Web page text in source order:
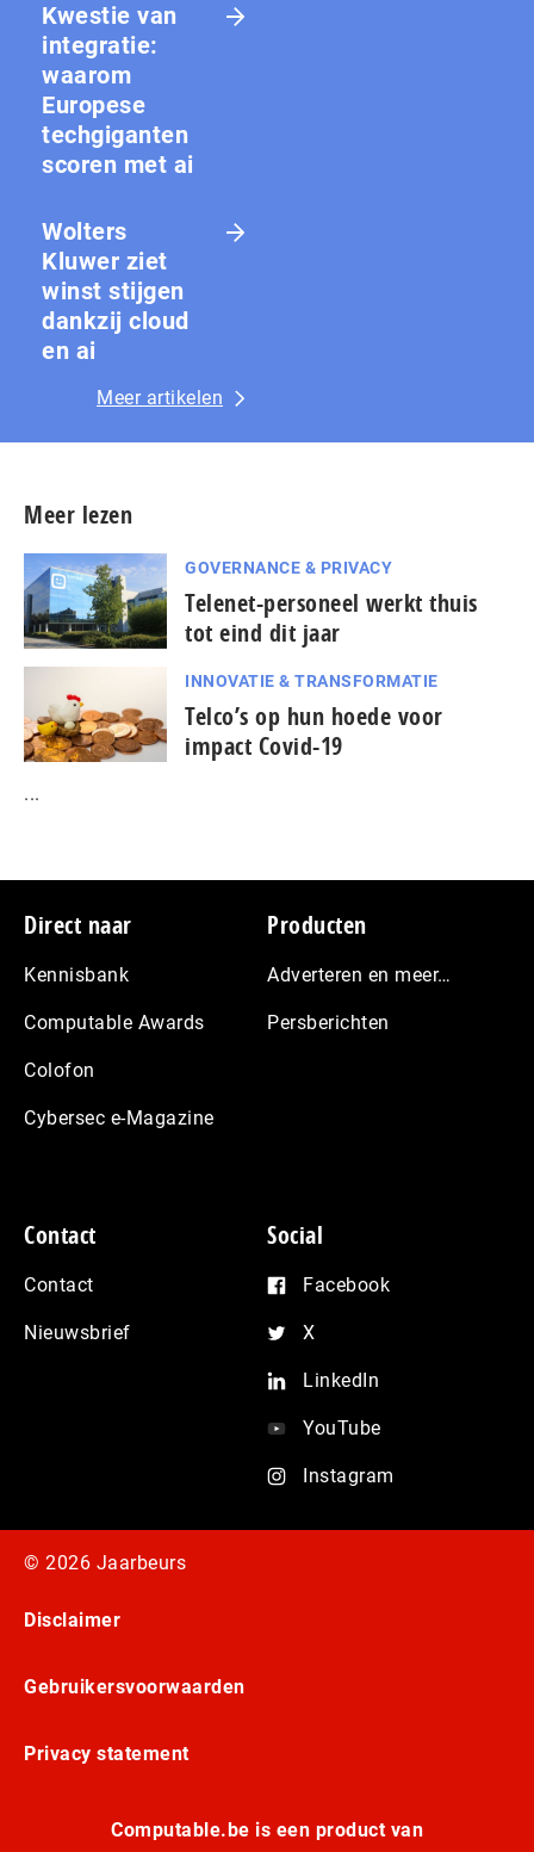
Kwestie van
integratie:
waarom
Europese
techgiganten
scoren met ai
Wolters
Kluwer ziet
winst stijgen
dankzij cloud
en ai
Meer artikelen
Meer lezen
GOVERNANCE & PRIVACY
Telenet-personeel werkt thuis
tot eind dit jaar
INNOVATIE & TRANSFORMATIE
Telco’s op hun hoede voor
impact Covid-19
...
Footer
Direct naar
Kennisbank
Computable Awards
Colofon
Cybersec e-Magazine
Producten
Adverteren en meer…
Persberichten
Contact
Contact
Nieuwsbrief
Social
Facebook
X
LinkedIn
YouTube
Instagram
© 2026 Jaarbeurs
Disclaimer
Gebruikersvoorwaarden
Privacy statement
Computable.be is een product van